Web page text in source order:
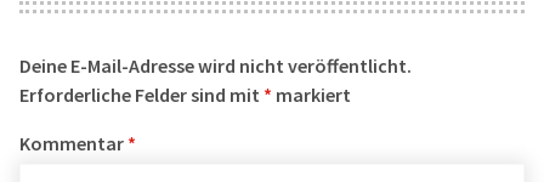
Deine E-Mail-Adresse wird nicht veröffentlicht.
Erforderliche Felder sind mit * markiert
Kommentar *